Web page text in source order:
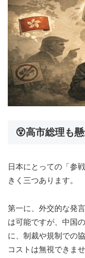
😵高市総理も
日本にとっての「参
きく三つあります。
第一に、外交的な発
は可能ですが、中国
に、制裁や規制での
コストは無視できま